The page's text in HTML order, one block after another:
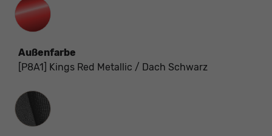
Außenfarbe
[P8A1] Kings Red Metallic / Dach Schwarz
Innenausstattung